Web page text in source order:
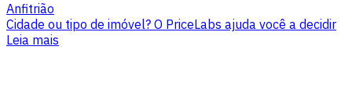
Anfitrião
Cidade ou tipo de imóvel? O PriceLabs ajuda você a decidir
Leia mais